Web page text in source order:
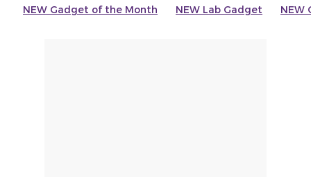
NEW Gadget of the Month NEW Lab Gadget NEW